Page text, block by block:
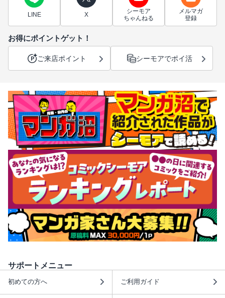
LINE X
シーモア
ちゃんねる
メルマガ
登録
お得にポイントゲット！
ご来店ポイント シーモアでポイ活
サポートメニュー
初めての方へ ご利用ガイド